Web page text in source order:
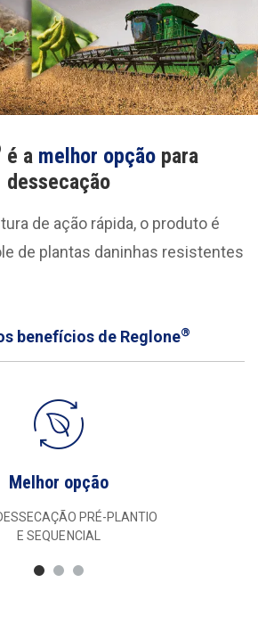
é a melhor opçãopara
dessecação
de ação rápida, o produto é
de plantas daninhas resistentes
benefícios de Reglone®
Melhor opção
PRÉ-PLANTIO
E SEQUENCIAL